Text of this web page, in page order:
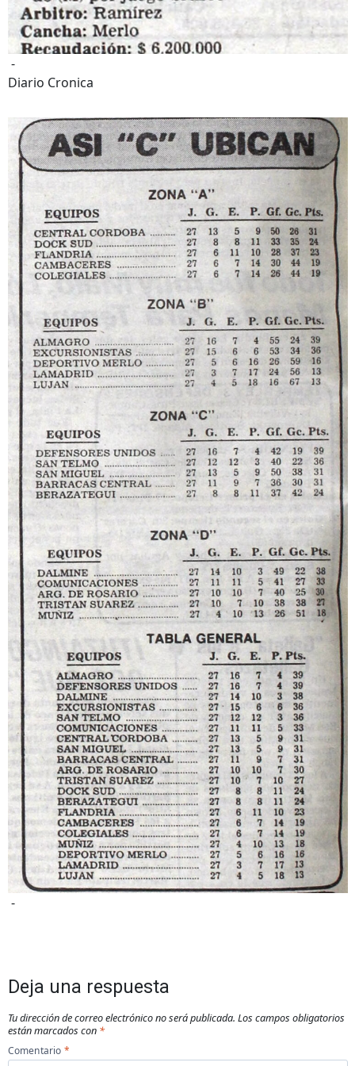
-
Diario Cronica
-
Deja una respuesta
Tu dirección de correo electrónico no será publicada. Los campos obligatorios
están marcados con *
Comentario *